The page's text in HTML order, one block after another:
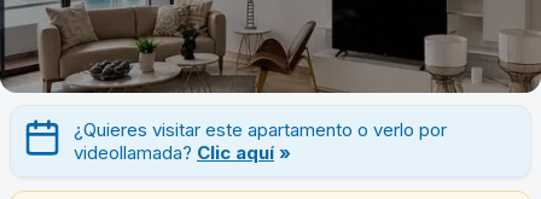
¿Quieres visitar este apartamento o verlo por
videollamada? Clic aquí »